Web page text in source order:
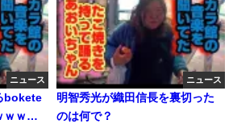
ニュース
bokete
ｗｗｗ
ニュース
明智秀光が織田信長を裏切った
のは何で？